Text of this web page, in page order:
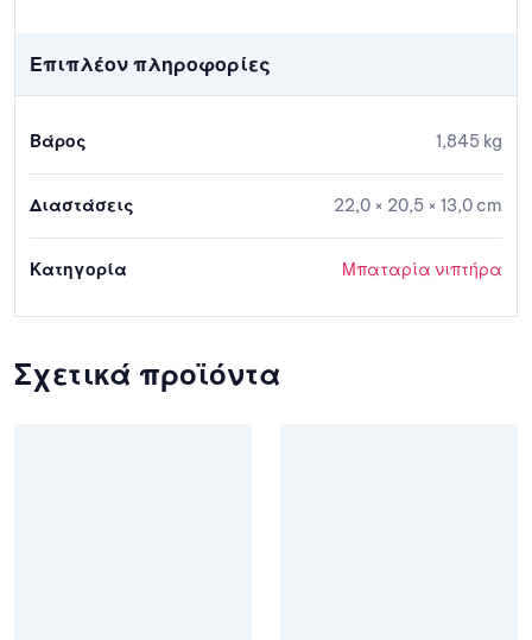
Επιπλέον πληροφορίες
Βάρος 1,845 kg
Διαστάσεις 22,0 × 20,5 × 13,0 cm
Κατηγορία Μπαταρία νιπτήρα
Σχετικά προϊόντα